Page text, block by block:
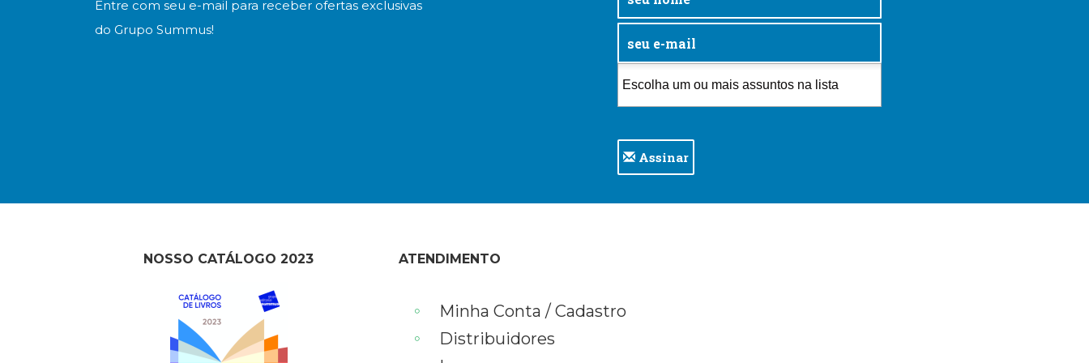
Entre com seu e-mail para receber ofertas exclusivas
do Grupo Summus!
Assinar
NOSSO CATÁLOGO 2023 ATENDIMENTO
Minha Conta / Cadastro
Distribuidores